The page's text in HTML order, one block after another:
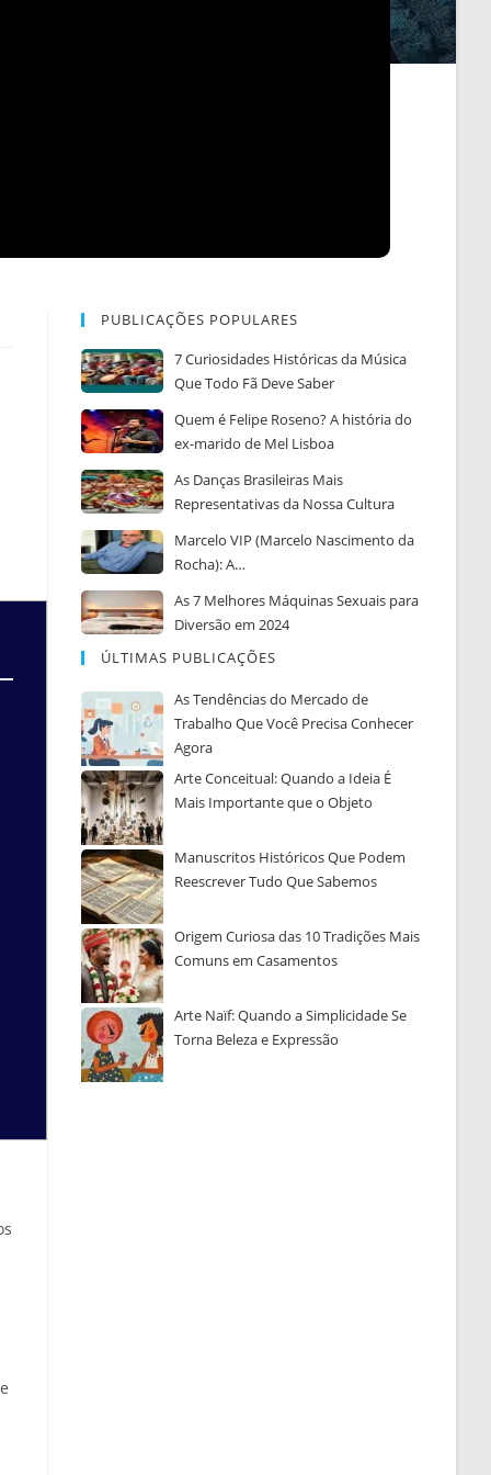
PUBLICAÇÕES POPULARES
7 Curiosidades Históricas da Música
Que Todo Fã Deve Saber
Quem é Felipe Roseno? A história do
ex-marido de Mel Lisboa
As Danças Brasileiras Mais
Representativas da Nossa Cultura
Marcelo VIP (Marcelo Nascimento da
Rocha): A…
As 7 Melhores Máquinas Sexuais para
Diversão em 2024
ÚLTIMAS PUBLICAÇÕES
As Tendências do Mercado de
Trabalho Que Você Precisa Conhecer
Agora
Arte Conceitual: Quando a Ideia É
Mais Importante que o Objeto
Manuscritos Históricos Que Podem
Reescrever Tudo Que Sabemos
Origem Curiosa das 10 Tradições Mais
Comuns em Casamentos
Arte Naïf: Quando a Simplicidade Se
Torna Beleza e Expressão